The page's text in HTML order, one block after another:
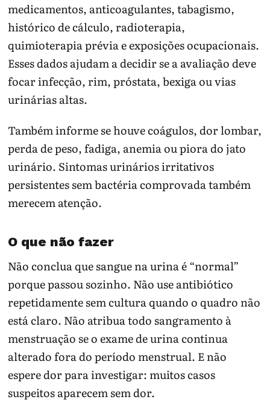
medicamentos, anticoagulantes, tabagismo,
histórico de cálculo, radioterapia,
quimioterapia prévia e exposições ocupacionais.
Esses dados ajudam a decidir se a avaliação deve
focar infecção, rim, próstata, bexiga ou vias
urinárias altas.
Também informe se houve coágulos, dor lombar,
perda de peso, fadiga, anemia ou piora do jato
urinário. Sintomas urinários irritativos
persistentes sem bactéria comprovada também
merecem atenção.
O que não fazer
Não conclua que sangue na urina é “normal”
porque passou sozinho. Não use antibiótico
repetidamente sem cultura quando o quadro não
está claro. Não atribua todo sangramento à
menstruação se o exame de urina continua
alterado fora do período menstrual. E não
espere dor para investigar: muitos casos
suspeitos aparecem sem dor.